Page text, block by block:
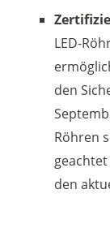
LED-
den
Röhren
den